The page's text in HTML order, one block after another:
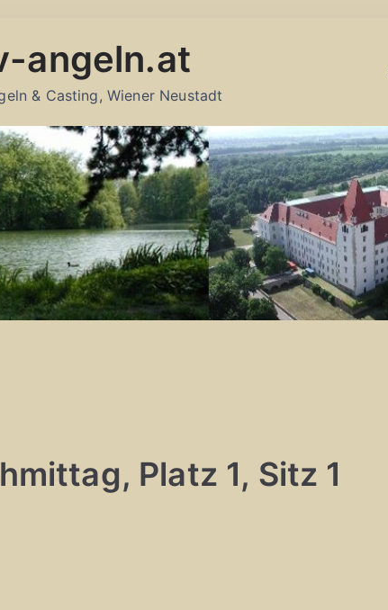
angeln.at
& Casting, Wiener Neustadt
Platz 1, Sitz 1